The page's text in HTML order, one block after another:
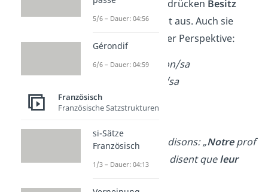
(mon/ton/notre)
drücken Besitz
und Zugehörigkeit aus. Auch sie
ändern sich mit der Perspektive:
mon/ma → son/sa
ton/ta → son/sa
➡️Beispiel: Nous disons: „Notreprof
est absent.“ → Ils disent queleur
5/6 – Dauer: 04:56
Gérondif
6/6 – Dauer: 04:59
Französisch
Französische Satzstrukturen
si-Sätze
Französisch
1/3 – Dauer: 04:13